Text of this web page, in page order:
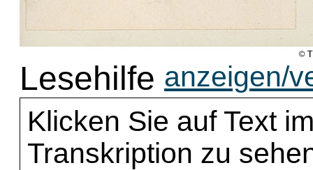
Lesehilfe anzeigen/
Klicken Sie auf Text
Transkription zu